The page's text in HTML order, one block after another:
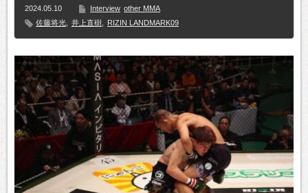
2024.05.10 Interview other MMA
佐藤将光
井上直樹 RIZIN LANDMARK09